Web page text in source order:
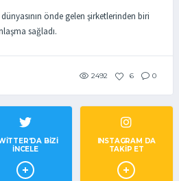
önde gelen şirketlerinden biri
sağladı.
2492 6 0
BIZI
İNCELE
INSTAGRAM DA
TAKİP ET